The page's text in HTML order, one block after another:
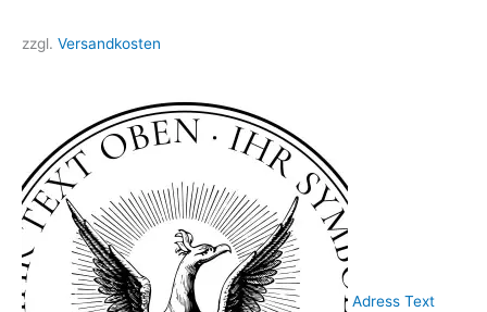
zzgl. Versandkosten
Adress Text